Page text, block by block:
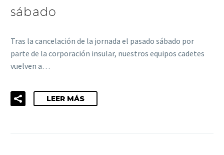
sábado
Tras la cancelación de la jornada el pasado sábado por
parte de la corporación insular, nuestros equipos cadetes
vuelven a…
LEER MÁS